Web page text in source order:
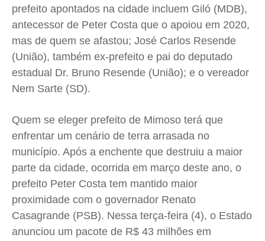
prefeito apontados na cidade incluem Giló (MDB),
antecessor de Peter Costa que o apoiou em 2020,
mas de quem se afastou; José Carlos Resende
(União), também ex-prefeito e pai do deputado
estadual Dr. Bruno Resende (União); e o vereador
Nem Sarte (SD).
Quem se eleger prefeito de Mimoso terá que
enfrentar um cenário de terra arrasada no
município. Após a enchente que destruiu a maior
parte da cidade, ocorrida em março deste ano, o
prefeito Peter Costa tem mantido maior
proximidade com o governador Renato
Casagrande (PSB). Nessa terça-feira (4), o Estado
anunciou um pacote de R$ 43 milhões em